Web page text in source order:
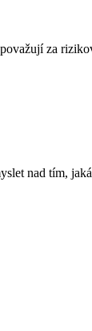
za
nad​ tím,